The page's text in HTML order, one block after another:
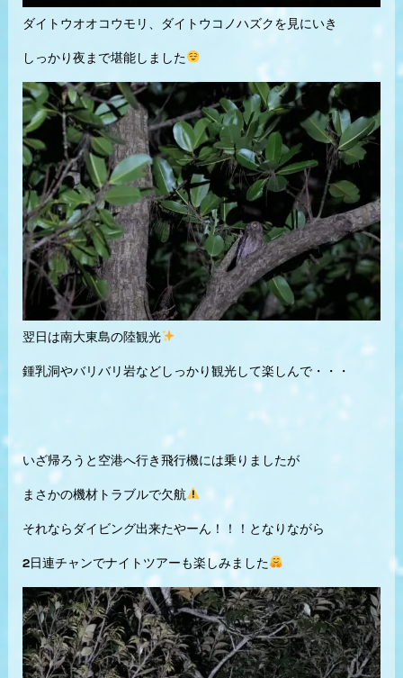
ダイトウオオコウモリ、ダイトウコノハズクを見にいき
しっかり夜まで堪能しました
翌日は南大東島の陸観光
鍾乳洞やバリバリ岩などしっかり観光して楽しんで・・・
いざ帰ろうと空港へ行き飛行機には乗りましたが
まさかの機材トラブルで欠航
それならダイビング出来たやーん！！！となりながら
2日連チャンでナイトツアーも楽しみました